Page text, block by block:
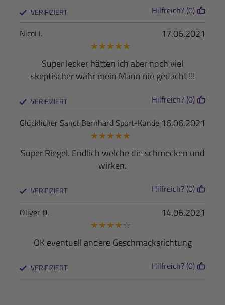
VERIFIZIERT Hilfreich? (0)
17.06.2021
Nicol I.
★★★★★
Super lecker hätten ich aber noch viel
skeptischer wahr mein Mann nie gedacht !!!
VERIFIZIERT Hilfreich? (0)
16.06.2021
Glücklicher Sanct Bernhard Sport-Kunde
★★★★★
Super Riegel. Endlich welche die schmecken und
wirken.
VERIFIZIERT Hilfreich? (0)
14.06.2021
Oliver D.
★★★★☆
OK eventuell andere Geschmacksrichtung
VERIFIZIERT Hilfreich? (0)